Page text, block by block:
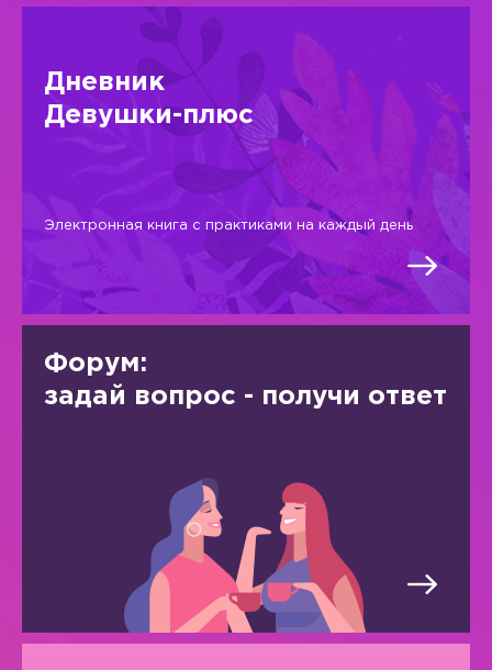
Дневник
Девушки-плюс
Электронная книга с практиками на каждый день
Форум:
задай вопрос - получи ответ